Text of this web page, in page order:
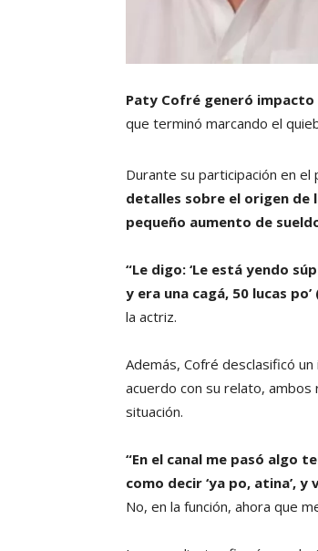
Paty Cofré generó
que terminó marcando el
Durante su participación en el
detalles sobre el origen de
pequeño aumento de
“Le digo: ‘Le está yendo
y era una cagá, 50 lucas
la actriz.
Además, Cofré desclasificó
acuerdo con su relato, ambos
situación.
“En el canal me pasó algo
como decir ‘ya po, atina’,
No, en la función, ahora que